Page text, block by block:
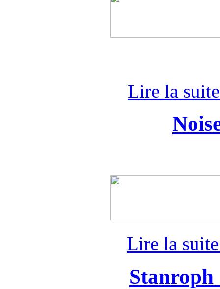
Lire la
Lire la